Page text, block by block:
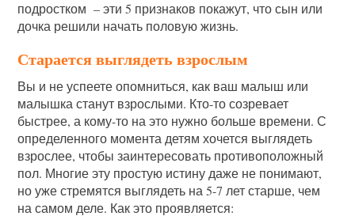
подростком – эти 5 признаков покажут, что сын или
дочка решили начать половую жизнь.
Старается выглядеть взрослым
Вы и не успеете опомниться, как ваш малыш или
малышка станут взрослыми. Кто-то созревает
быстрее, а кому-то на это нужно больше времени. С
определенного момента детям хочется выглядеть
взрослее, чтобы заинтересовать противоположный
пол. Многие эту простую истину даже не понимают,
но уже стремятся выглядеть на 5-7 лет старше, чем
на самом деле. Как это проявляется: